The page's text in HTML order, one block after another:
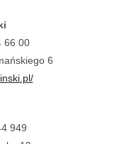
66 00
6
949